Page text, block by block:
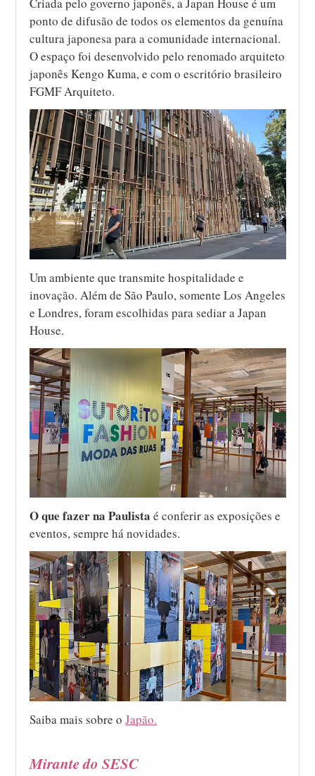
Criada pelo governo japonês, a Japan House é um
ponto de difusão de todos os elementos da genuína
cultura japonesa para a comunidade internacional.
O espaço foi desenvolvido pelo renomado arquiteto
japonês Kengo Kuma, e com o escritório brasileiro
FGMF Arquiteto.
Um ambiente que transmite hospitalidade e
inovação. Além de São Paulo, somente Los Angeles
e Londres, foram escolhidas para sediar a Japan
House.
O que fazer na Paulistaé conferir as exposições e
eventos, sempre há novidades.
Saiba mais sobre oJapão.
Mirante do SESC